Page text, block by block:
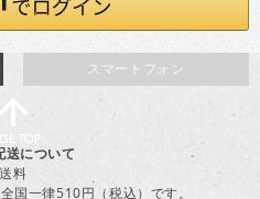
スマートフォン
送について
送料
国一律510円（税込）です。